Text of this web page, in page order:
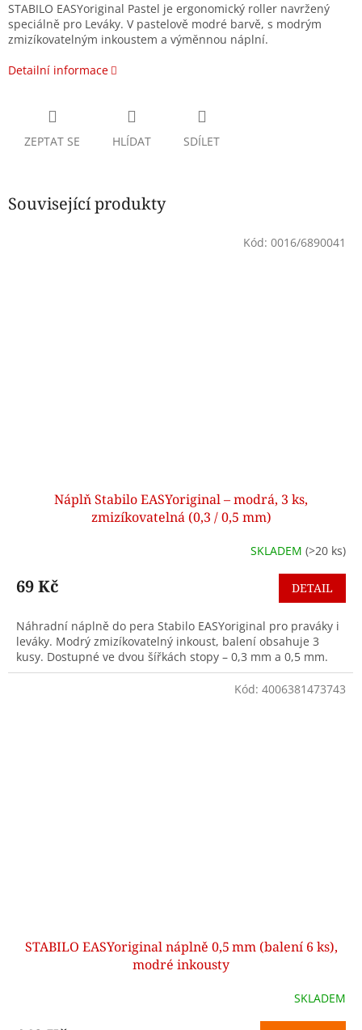
STABILO EASYoriginal Pastel je ergonomický roller navržený
speciálně pro Leváky. V pastelově modré barvě, s modrým
zmizíkovatelným inkoustem a výměnnou náplní.
Detailní informace
ZEPTAT SE HLÍDAT SDÍLET
Související produkty
Náplň Stabilo EASYoriginal – modrá, 3 ks,
zmizíkovatelná (0,3 / 0,5 mm)
SKLADEM (>20 ks)
69 Kč DETAIL
Náhradní náplně do pera Stabilo EASYoriginal pro praváky i
leváky. Modrý zmizíkovatelný inkoust, balení obsahuje 3
kusy. Dostupné ve dvou šířkách stopy – 0,3 mm a 0,5 mm.
Kód: 0016/6890041
STABILO EASYoriginal náplně 0,5 mm (balení 6 ks),
modré inkousty
SKLADEM
Kód: 4006381473743